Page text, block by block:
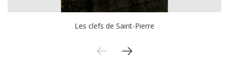
Les clefs de Saint-Pierre